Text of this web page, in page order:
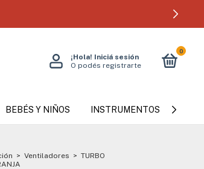
¡Hola! Iniciá sesión
O podés registrarte
0
BEBÉS Y NIÑOS INSTRUMENTOS
> Ventiladores > TURBO